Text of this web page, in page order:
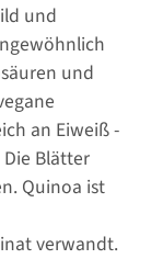
und
und
an Eiweiß -
Blätter
Quinoa ist
verwandt.